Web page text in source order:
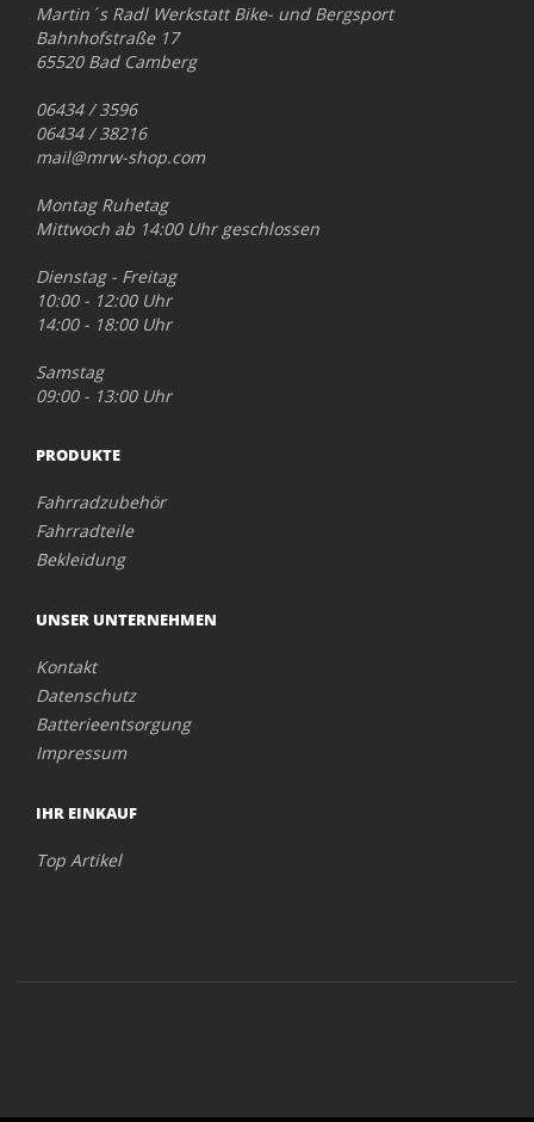
Martin´s Radl Werkstatt Bike- und Bergsport
Bahnhofstraße 17
65520 Bad Camberg
06434 / 3596
06434 / 38216
mail@mrw-shop.com
Montag Ruhetag
Mittwoch ab 14:00 Uhr geschlossen
Dienstag - Freitag
10:00 - 12:00 Uhr
14:00 - 18:00 Uhr
Samstag
09:00 - 13:00 Uhr
PRODUKTE
Fahrradzubehör
Fahrradteile
Bekleidung
UNSER UNTERNEHMEN
Kontakt
Datenschutz
Batterieentsorgung
Impressum
IHR EINKAUF
Top Artikel